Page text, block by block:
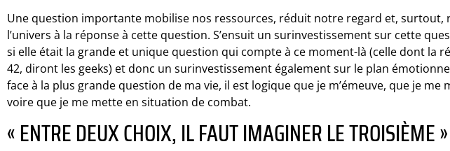
Une question importante mobilise nos ressources, réduit notre regard et, surtout,
l’univers à la réponse à cette question. S’ensuit un surinvestissement sur cette
si elle était la grande et unique question qui compte à ce moment-là (celle dont la
42, diront les geeks) et donc un surinvestissement également sur le plan
face à la plus grande question de ma vie, il est logique que je m’émeuve, que je me
voire que je me mette en situation de combat.
« ENTRE DEUX CHOIX, IL FAUT IMAGINER LE TROISIÈME »